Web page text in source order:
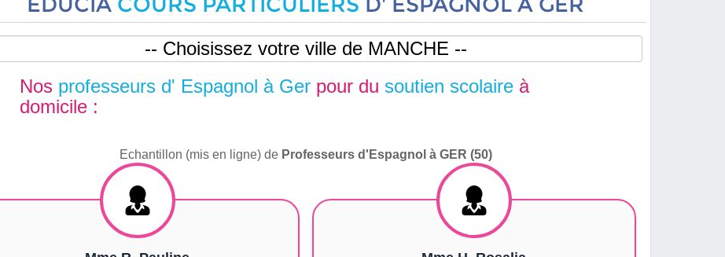
Nos professeurs d' Espagnol à Ger pour du soutien scolaire à
domicile :
Echantillon (mis en ligne) de Professeurs d'Espagnol à GER (50)